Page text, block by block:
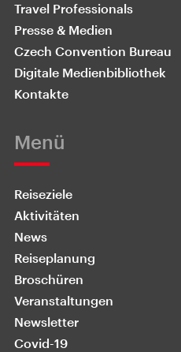
Travel Professionals
Presse & Medien
Czech Convention Bureau
Digitale Medienbibliothek
Kontakte
Menü
Reiseziele
Aktivitäten
News
Reiseplanung
Broschüren
Veranstaltungen
Newsletter
Covid-19